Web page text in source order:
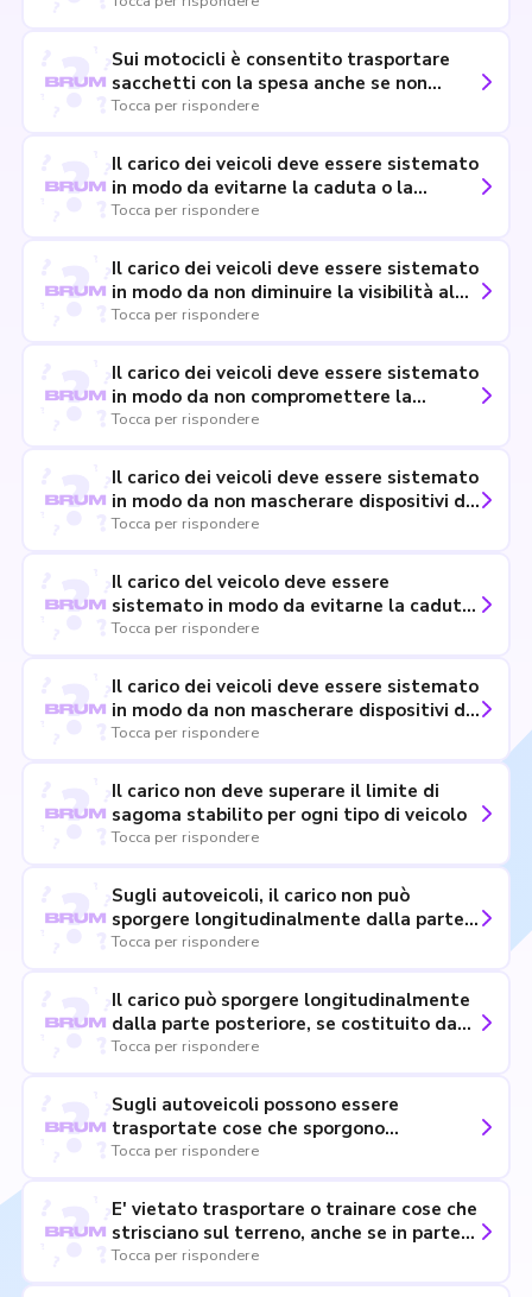
Sui motocicli è consentito trasportare
sacchetti con la spesa anche se non
saldamente assicurati
Tocca per rispondere
Il carico dei veicoli deve essere sistemato
in modo da evitarne la caduta o la
dispersione
Tocca per rispondere
Il carico dei veicoli deve essere sistemato
in modo da non diminuire la visibilità al
conducente né impedirgli la libertà dei
Tocca per rispondere
Il carico dei veicoli deve essere sistemato
in modo da non compromettere la
stabilità del veicolo
Tocca per rispondere
Il carico dei veicoli deve essere sistemato
in modo da non mascherare dispositivi di
illuminazione e di segnalazione visiva né
fatti col braccio
Tocca per rispondere
Il carico del veicolo deve essere
sistemato in modo da evitarne la caduta
o la dispersione solo se il conducente
extraurbana
Tocca per rispondere
Il carico dei veicoli deve essere sistemato
in modo da non mascherare dispositivi di
illuminazione e di segnalazione visiva
Tocca per rispondere
Il carico non deve superare il limite di
sagoma stabilito per ogni tipo di veicolo
Tocca per rispondere
Sugli autoveicoli, il carico non può
sporgere longitudinalmente dalla parte
anteriore
Tocca per rispondere
Il carico può sporgere longitudinalmente
dalla parte posteriore, se costituito da
cose indivisibili, fino ai 3/10 della
Tocca per rispondere
Sugli autoveicoli possono essere
trasportate cose che sporgono
lateralmente fuori della loro sagoma non
anteriori e posteriori (comunque entro i
limiti massimi di sagoma)
Tocca per rispondere
E' vietato trasportare o trainare cose che
strisciano sul terreno, anche se in parte
sostenute da ruote
Tocca per rispondere